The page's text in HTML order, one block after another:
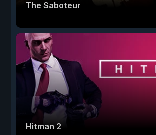
The Saboteur
Hitman 2